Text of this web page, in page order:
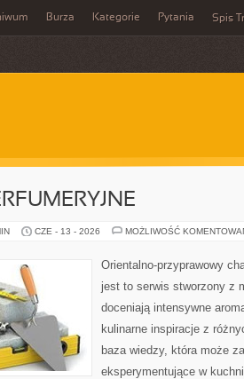
Burza Kategorie Pytania Spis
CZE - 13 - 2026 MOŻLIWOŚĆ
Orientalno-przyprawowy
jest to serwis stworzony z
doceniają intensywne
kulinarne inspiracje z
baza wiedzy, która może
eksperymentujące w